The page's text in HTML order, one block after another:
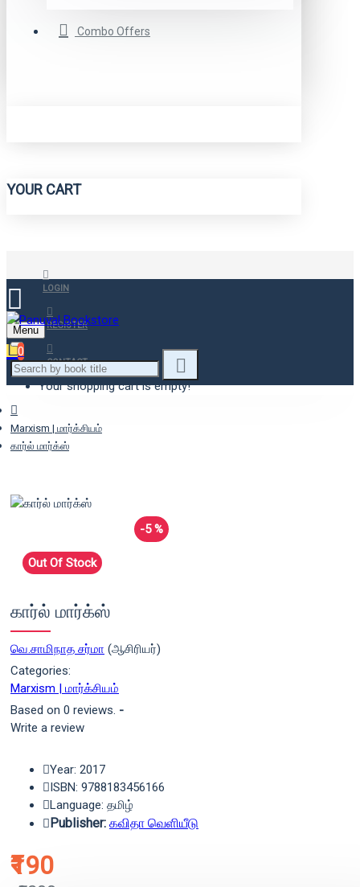
Combo Offers
YOUR CART
LOGIN
REGISTER
CONTACT
Menu
0
Your shopping cart is empty!
Marxism | மார்க்சியம்
கார்ல் மார்க்ஸ்
-5 %
Out Of Stock
கார்ல் மார்க்ஸ்
வெ.சாமிநாத சர்மா (ஆசிரியர்)
Categories:
Marxism | மார்க்சியம்
Based on 0 reviews. -
Write a review
₹190
Year: 2017
ISBN: 9788183456166
Language: தமிழ்
Publisher: கவிதா வெளியீடு